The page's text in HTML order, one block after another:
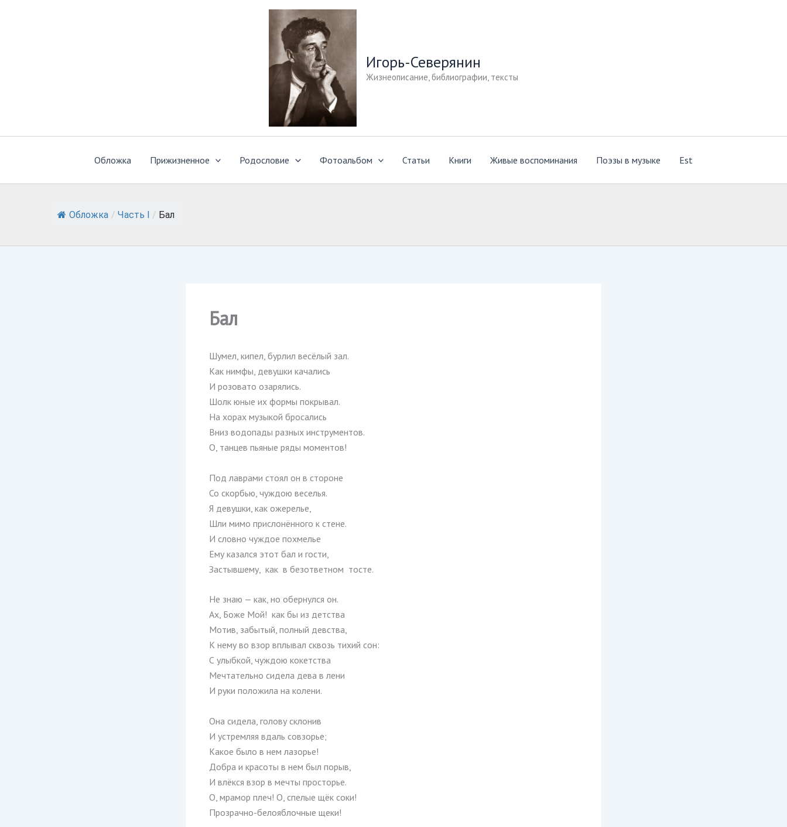
Игорь-Северянин
Жизнеописание, библиографии, тексты
Обложка Прижизненное Родословие Фотоальбом Статьи Книги Живые воспоминания Поэзы в музыке Est
Обложка / Часть I / Бал
Бал
Шумел, кипел, бурлил весёлый зал.
Как нимфы, девушки качались
И розовато озарялись.
Шолк юные их формы покрывал.
На хорах музыкой бросались
Вниз водопады разных инструментов.
О, танцев пьяные ряды моментов!
Под лаврами стоял он в стороне
Со скорбью, чуждою веселья.
Я девушки, как ожерелье,
Шли мимо прислонённого к стене.
И словно чуждое похмелье
Ему казался этот бал и гости,
Застывшему, как в безответном тосте.
Не знаю — как, но обернулся он.
Ах, Боже Мой! как бы из детства
Мотив, забытый, полный девства,
К нему во взор вплывал сквозь тихий сон:
С улыбкой, чуждою кокетства
Мечтательно сидела дева в лени
И руки положила на колени.
Она сидела, голову склонив
И устремляя вдаль совзорье;
Какое было в нем лазорье!
Добра и красоты в нем был порыв,
И влёкся взор в мечты просторье.
О, мрамор плеч! О, спелые щёк соки!
Прозрачно-белояблочные щеки!